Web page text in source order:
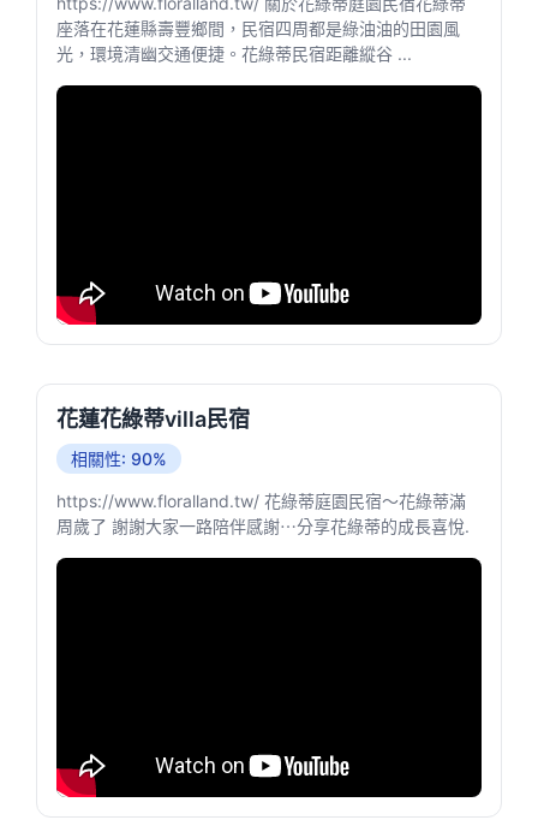
座落在花蓮縣壽豐鄉間，民宿四周都是綠油油的田園風
光，環境清幽交通便捷。花綠蒂民宿距離縱谷 ...
花蓮花綠蒂villa民宿
相關性: 90%
https://www.floralland.tw/ 花綠蒂庭園民宿～花綠蒂滿
周歲了 謝謝大家一路陪伴感謝⋯分享花綠蒂的成長喜悅.